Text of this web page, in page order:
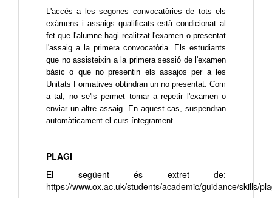
L'accés a les segones convocatòries de tots els
exàmens i assaigs qualificats està condicionat al
fet que l'alumne hagi realitzat l'examen o presentat
l'assaig a la primera convocatòria. Els estudiants
que no assisteixin a la primera sessió de l'examen
bàsic o que no presentin els assajos per a les
Unitats Formatives obtindran un no presentat. Com
a tal, no se'ls permet tornar a repetir l'examen o
enviar un altre assaig. En aquest cas, suspendran
automàticament el curs íntegrament.
PLAGI
El següent és extret de:
https://www.ox.ac.uk/students/academic/guidance/skills/